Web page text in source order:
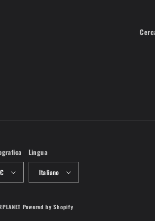
Italia | EUR €
Lingua
Italiano
Powered by Shopify